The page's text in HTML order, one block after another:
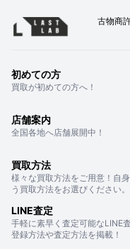
古物商
初めての方
買取が初めての方へ！
店舗案内
全国各地へ店舗展開中！
買取方法
様々な買取方法をご用意！自
う買取方法をお選びください。
LINE査定
手軽に素早く査定可能なLINE
登録方法や査定方法を掲載！